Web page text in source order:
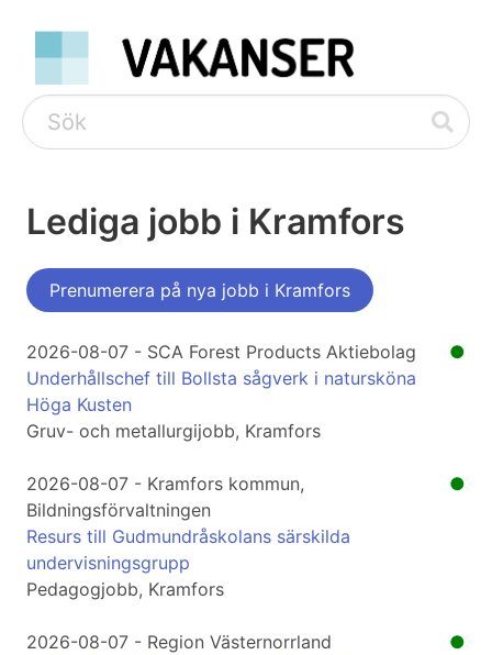
Lediga jobb i Kramfors
Prenumerera på nya jobb i Kramfors
●
2026-08-07 - SCA Forest Products Aktiebolag
Underhållschef till Bollsta sågverk i natursköna
Höga Kusten
Gruv- och metallurgijobb, Kramfors
●
2026-08-07 - Kramfors kommun,
Bildningsförvaltningen
Resurs till Gudmundråskolans särskilda
undervisningsgrupp
Pedagogjobb, Kramfors
●
2026-08-07 - Region Västernorrland